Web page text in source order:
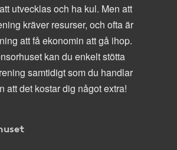
utvecklas och ha kul. Men att
kräver resurser, och ofta är
att få ekonomin att gå ihop.
kan du enkelt stötta
samtidigt som du handlar
att det kostar dig något extra!